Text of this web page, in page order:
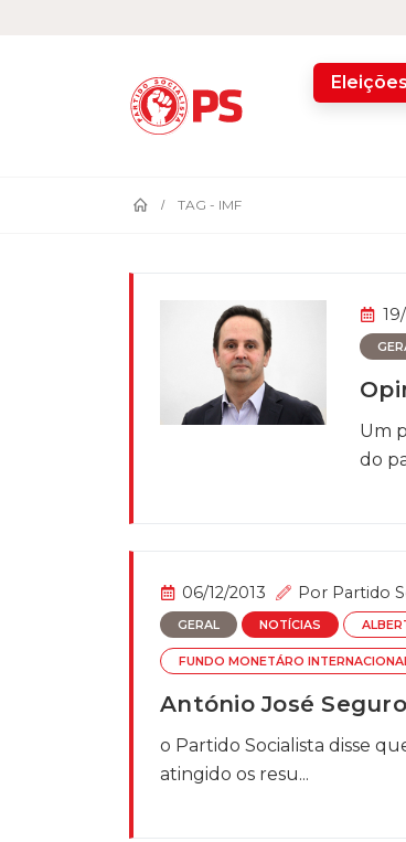
TAG - IMF
Um
do
06/12/2013 Por Partido
GERAL NOTÍCIAS
FUNDO MONETÁRO
António José
o Partido Socialista disse
atingido os resu...